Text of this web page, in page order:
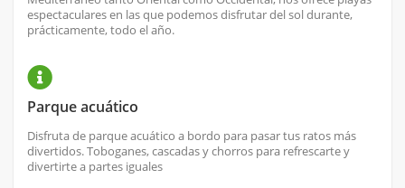
espectaculares en las que podemos disfrutar del sol durante,
prácticamente, todo el año.
Parque acuático
Disfruta de parque acuático a bordo para pasar tus ratos más
divertidos. Toboganes, cascadas y chorros para refrescarte y
divertirte a partes iguales